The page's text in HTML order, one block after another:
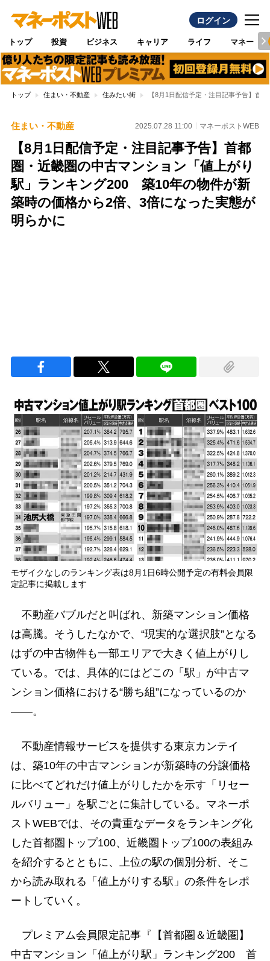
ログイン
トップ 投資 ビジネス キャリア ライフ マネー
トップ 住まい・不動産 住みたい街 【8月1日配信予定・注目記事予告】首
住まい・不動産 2025.07.28 11:00 マネーポストWEB
【8月1日配信予定・注目記事予告】首都
圏・近畿圏の中古マンション「値上がり
駅」ランキング200 築10年の物件が新
築時の価格から2倍、3倍になった実態が
明らかに
モザイクなしのランキング表は8月1日6時公開予定の有料会員限
定記事に掲載します
不動産バブルだと叫ばれ、新築マンション価格
は高騰。そうしたなかで、“現実的な選択肢”となる
はずの中古物件も一部エリアで大きく値上がりし
ている。では、具体的にはどこの「駅」が中古マ
ンション価格における“勝ち組”になっているのか
――。
不動産情報サービスを提供する東京カンテイ
は、築10年の中古マンションが新築時の分譲価格
に比べてどれだけ値上がりしたかを示す「リセー
ルバリュー」を駅ごとに集計している。マネーポ
ストWEBでは、その貴重なデータをランキング化
した首都圏トップ100、近畿圏トップ100の表組み
を紹介するとともに、上位の駅の個別分析、そこ
から読み取れる「値上がりする駅」の条件をレポ
ートしていく。
プレミアム会員限定記事『【首都圏＆近畿圏】
中古マンション「値上がり駅」ランキング200 首